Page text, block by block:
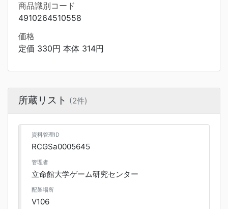
商品識別コード
4910264510558
価格
定価 330円 本体 314円
所蔵リスト (2件)
資料管理ID
RCGSa0005645
管理者
立命館大学ゲーム研究センター
配架場所
V106